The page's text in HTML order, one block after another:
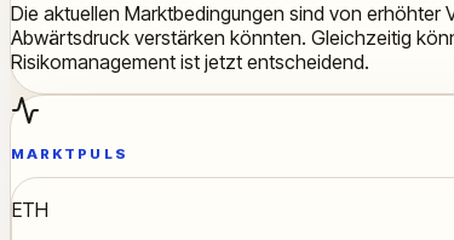
Die aktuellen Marktbedingungen sind von erhöhter
Abwärtsdruck verstärken könnten. Gleichzeitig
Risikomanagement ist jetzt entscheidend.
MARKTPULS
ETH